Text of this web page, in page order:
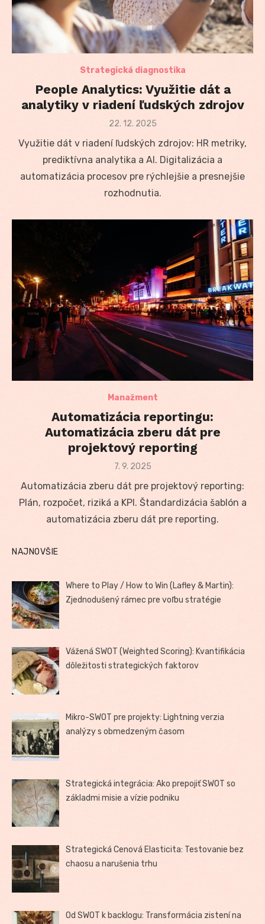
Strategická diagnostika
People Analytics: Využitie dát a
analytiky v riadení ľudských zdrojov
Posted
22. 12. 2025
Využitie dát v riadení ľudských zdrojov: HR metriky,
prediktívna analytika a AI. Digitalizácia a
automatizácia procesov pre rýchlejšie a presnejšie
rozhodnutia.
Manažment
Automatizácia reportingu:
Automatizácia zberu dát pre
projektový reporting
Posted
7. 9. 2025
Automatizácia zberu dát pre projektový reporting:
Plán, rozpočet, riziká a KPI. Štandardizácia šablón a
automatizácia zberu dát pre reporting.
NAJNOVŠIE
Where to Play / How to Win (Lafley & Martin):
Zjednodušený rámec pre voľbu stratégie
Vážená SWOT (Weighted Scoring): Kvantifikácia
dôležitosti strategických faktorov
Mikro-SWOT pre projekty: Lightning verzia
analýzy s obmedzeným časom
Strategická integrácia: Ako prepojiť SWOT so
základmi misie a vízie podniku
Strategická Cenová Elasticita: Testovanie bez
chaosu a narušenia trhu
Od SWOT k backlogu: Transformácia zistení na